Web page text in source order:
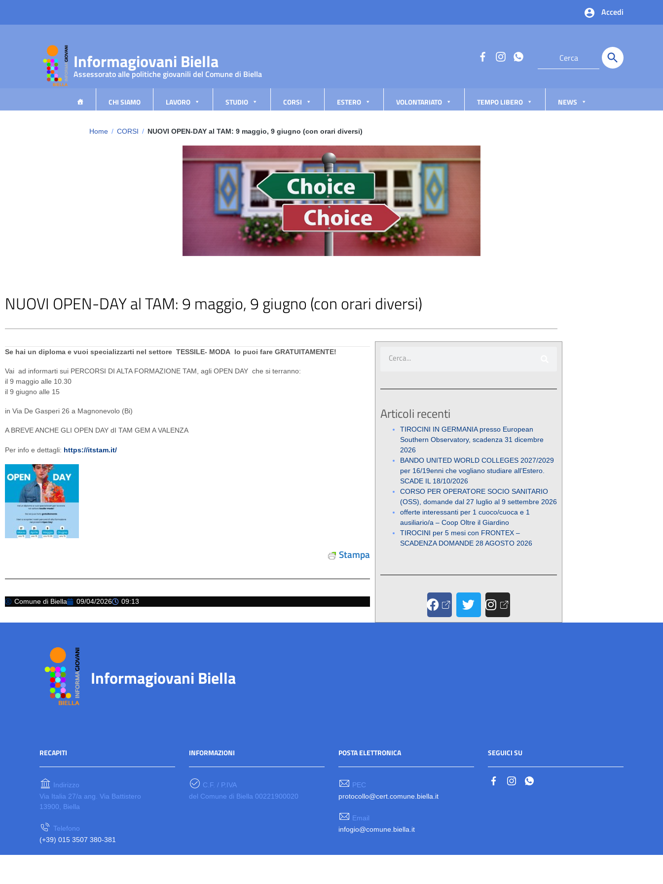
Vai al footer
Accedi
Informagiovani Biella
Assessorato alle politiche giovanili del Comune di Biella
CHI SIAMO LAVORO STUDIO CORSI ESTERO VOLONTARIATO TEMPO LIBERO NEWS
Home / CORSI / NUOVI OPEN-DAY al TAM: 9 maggio, 9 giugno (con orari diversi)
NUOVI OPEN-DAY al TAM: 9 maggio, 9 giugno (con orari diversi)
Se hai un diploma e vuoi specializzarti nel settore TESSILE- MODA lo puoi fare GRATUITAMENTE!
Vai ad informarti sui PERCORSI DI ALTA FORMAZIONE TAM, agli OPEN DAY che si terranno:
il 9 maggio alle 10.30
il 9 giugno alle 15
in Via De Gasperi 26 a Magnonevolo (Bi)
A BREVE ANCHE GLI OPEN DAY dI TAM GEM A VALENZA
Per info e dettagli: https://itstam.it/
Stampa
Comune di Biella 09/04/2026 09:13
Articoli recenti
TIROCINI IN GERMANIA presso European
Southern Observatory, scadenza 31 dicembre
2026
BANDO UNITED WORLD COLLEGES 2027/2029
per 16/19enni che vogliano studiare all’Estero.
SCADE IL 18/10/2026
CORSO PER OPERATORE SOCIO SANITARIO
(OSS), domande dal 27 luglio al 9 settembre 2026
offerte interessanti per 1 cuoco/cuoca e 1
ausiliario/a – Coop Oltre il Giardino
TIROCINI per 5 mesi con FRONTEX –
SCADENZA DOMANDE 28 AGOSTO 2026
Informagiovani Biella
RECAPITI
Indirizzo
Via Italia 27/a ang. Via Battistero
13900, Biella
Telefono
(+39) 015 3507 380-381
INFORMAZIONI
C.F. / P.IVA
del Comune di Biella 00221900020
POSTA ELETTRONICA
PEC
protocollo@cert.comune.biella.it
Email
infogio@comune.biella.it
SEGUICI SU